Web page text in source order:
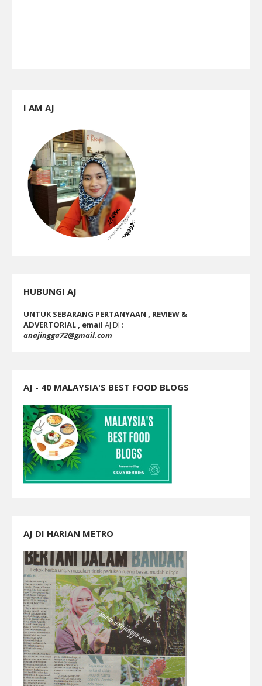
I AM AJ
HUBUNGI AJ
UNTUK SEBARANG PERTANYAAN , REVIEW &
ADVERTORIAL , email AJ DI :
anajingga72@gmail.com
AJ - 40 MALAYSIA'S BEST FOOD BLOGS
AJ DI HARIAN METRO